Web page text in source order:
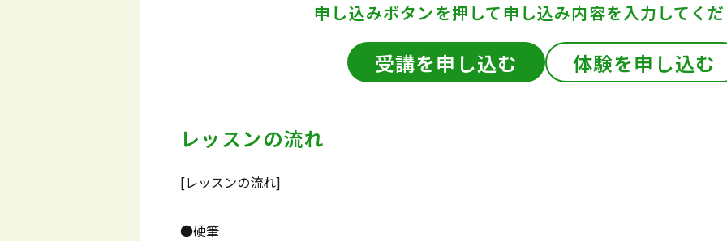
申し込みボタンを押して申し込み内容を入力してく
受講を申し込む 体験を申し込む
レッスンの流れ
[レッスンの流れ]
●硬筆